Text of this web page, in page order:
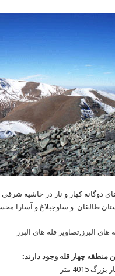
دوگانه کهار و ناز در حاشیه
طالقان و ساوجبلاغ و آسارا
منطقه چهار قله وجود دارند:
4015 متر